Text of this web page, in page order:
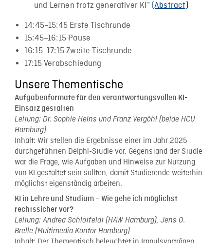
und Lernen trotz generativer KI” (Abstract)
14:45–15:45 Erste Tischrunde
15:45–16:15 Pause
16:15–17:15 Zweite Tischrunde
17:15 Verabschiedung
Unsere Thementische
Aufgabenformate für den verantwortungsvollen KI-
Einsatz gestalten
Leitung: Dr. Sophie Heins und Franz Vergöhl (beide HCU
Hamburg)
Inhalt: Wir stellen die Ergebnisse einer im Jahr 2025
durchgeführten Delphi-Studie vor. Gegenstand der Studie
war die Frage, wie Aufgaben und Hinweise zur Nutzung
von KI gestaltet sein sollten, damit Studierende weiterhin
möglichst eigenständig arbeiten.
KI in Lehre und Studium – Wie gehe ich möglichst
rechtssicher vor?
Leitung: Andrea Schlotfeldt (HAW Hamburg), Jens O.
Brelle (Multimedia Kontor Hamburg)